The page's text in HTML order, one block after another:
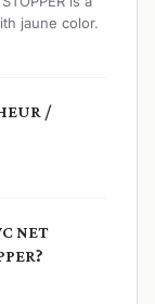
jaune color.
/
NET